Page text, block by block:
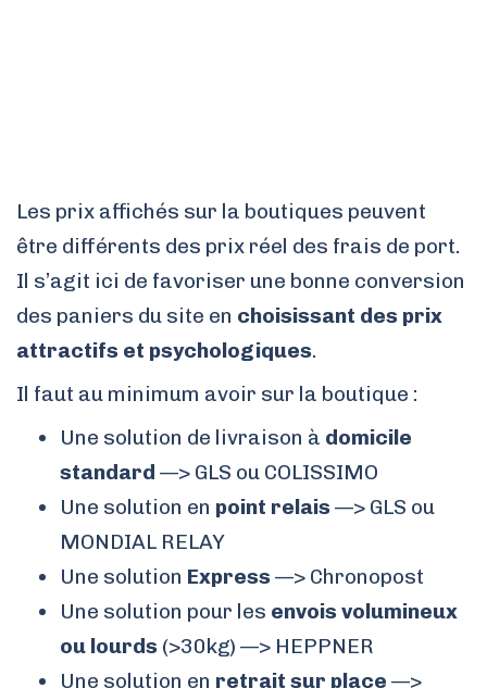
Les prix affichés sur la boutiques peuvent
être différents des prix réel des frais de port.
Il s’agit ici de favoriser une bonne conversion
des paniers du site en choisissant des prix
attractifs et psychologiques.
Il faut au minimum avoir sur la boutique :
Une solution de livraison à domicile
standard —> GLS ou COLISSIMO
Une solution en point relais—> GLS ou
MONDIAL RELAY
Une solution Express—> Chronopost
Une solution pour les envois volumineux
ou lourds (>30kg) —> HEPPNER
Une solution en retrait sur place —>